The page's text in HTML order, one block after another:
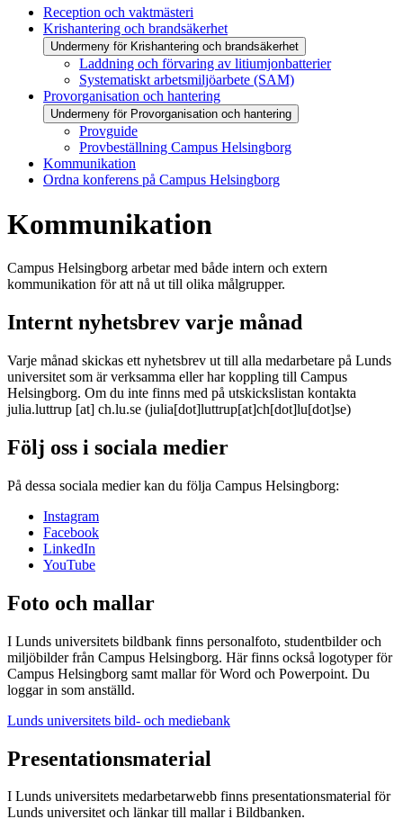
Reception och vaktmästeri
Krishantering och brandsäkerhet
Undermeny för Krishantering och brandsäkerhet
Laddning och förvaring av litiumjonbatterier
Systematiskt arbetsmiljöarbete (SAM)
Provorganisation och hantering
Undermeny för Provorganisation och hantering
Provguide
Provbeställning Campus Helsingborg
Kommunikation
Ordna konferens på Campus Helsingborg
Kommunikation
Campus Helsingborg arbetar med både intern och extern
kommunikation för att nå ut till olika målgrupper.
Internt nyhetsbrev varje månad
Varje månad skickas ett nyhetsbrev ut till alla medarbetare på Lunds
universitet som är verksamma eller har koppling till Campus
Helsingborg. Om du inte finns med på utskickslistan kontakta
julia.luttrup [at] ch.lu.se (julia[dot]luttrup[at]ch[dot]lu[dot]se)
Följ oss i sociala medier
På dessa sociala medier kan du följa Campus Helsingborg:
Instagram
Facebook
LinkedIn
YouTube
Foto och mallar
I Lunds universitets bildbank finns personalfoto, studentbilder och
miljöbilder från Campus Helsingborg. Här finns också logotyper för
Campus Helsingborg samt mallar för Word och Powerpoint. Du
loggar in som anställd.
Lunds universitets bild- och mediebank
Presentationsmaterial
I Lunds universitets medarbetarwebb finns presentationsmaterial för
Lunds universitet och länkar till mallar i Bildbanken.